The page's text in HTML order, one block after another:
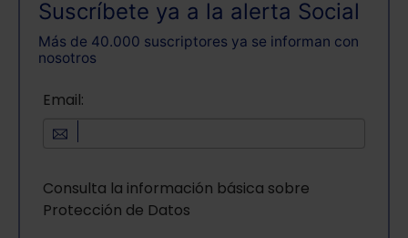
Suscríbete ya a la alerta Social
Más de 40.000 suscriptores ya se informan con
nosotros
Email:
Consulta la información básica sobre
Protección de Datos